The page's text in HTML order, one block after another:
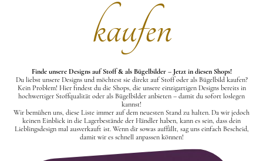
kaufen
Finde unsere Designs auf Stoff & als Bügelbilder – Jetzt in diesen Shops!
Du liebst unsere Designs und möchtest sie direkt auf Stoff oder als Bügelbild kaufen?
Kein Problem! Hier findest du die Shops, die unsere einzigartigen Designs bereits in
hochwertiger Stoffqualität oder als Bügelbilder anbieten – damit du sofort loslegen
kannst!
Wir bemühen uns, diese Liste immer auf dem neuesten Stand zu halten. Da wir jedoch
keinen Einblick in die Lagerbestände der Händler haben, kann es sein, dass dein
Lieblingsdesign mal ausverkauft ist. Wenn dir sowas auffällt, sag uns einfach Bescheid,
damit wir es schnell anpassen können!